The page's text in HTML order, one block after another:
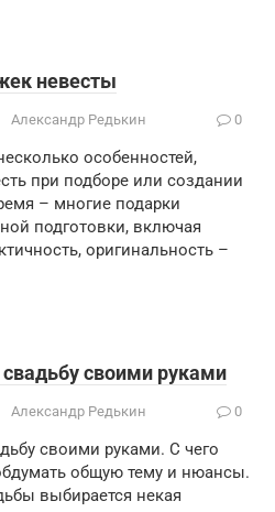
невесты
Александр Редькин 0
особенностей,
при подборе или создании
– многие подарки
подготовки, включая
оригинальность –
своими руками
Александр Редькин 0
своими руками. С чего
общую тему и нюансы.
выбирается некая